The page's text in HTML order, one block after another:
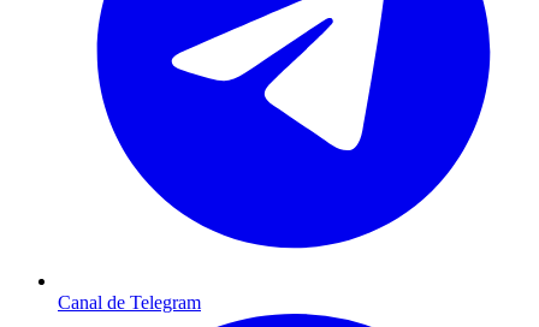
Canal de Telegram